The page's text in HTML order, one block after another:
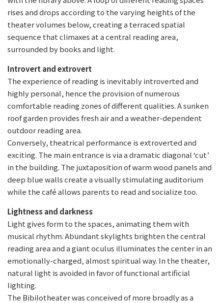
rises and drops according to the varying heights of the
theater volumes below, creating a terraced spatial
sequence that climaxes at a central reading area,
surrounded by books and light.
Introvert and extrovert
The experience of reading is inevitably introverted and
highly personal, hence the provision of numerous
comfortable reading zones of different qualities. A sunken
roof garden provides fresh air and a weather-dependent
outdoor reading area.
Conversely, theatrical performance is extroverted and
exciting. The main entrance is via a dramatic diagonal ‘cut’
in the building. The juxtaposition of warm wood panels and
deep blue walls create a visually stimulating auditorium
while the café allows parents to read and socialize too.
Lightness and darkness
Light gives form to the spaces, animating them with
musical rhythm. Abundant skylights brighten the central
reading area and a giant oculus illuminates the center in an
emotionally-charged, almost spiritual way. In the theater,
natural light is avoided in favor of functional artificial
lighting.
The Bibilotheater was conceived of more broadly as a